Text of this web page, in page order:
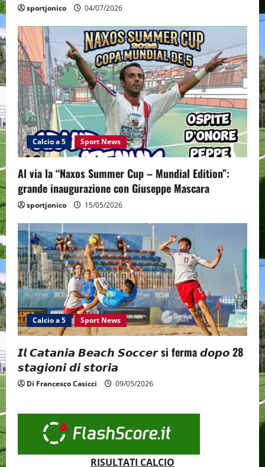
sportjonico 04/07/2026
Calcio a 5 Sport News
Al via la “Naxos Summer Cup – Mundial Edition”:
grande inaugurazione con Giuseppe Mascara
sportjonico 15/05/2026
Calcio a 5 Sport News
𝙄𝙡 𝘾𝙖𝙩𝙖𝙣𝙞𝙖 𝘽𝙚𝙖𝙘𝙝 𝙎𝙤𝙘𝙘𝙚𝙧 si ferma 𝙙𝙤𝙥𝙤 28
𝙨𝙩𝙖𝙜𝙞𝙤𝙣𝙞 𝙙𝙞 𝙨𝙩𝙤𝙧𝙞𝙖
Di Francesco Casicci 09/05/2026
RISULTATI CALCIO